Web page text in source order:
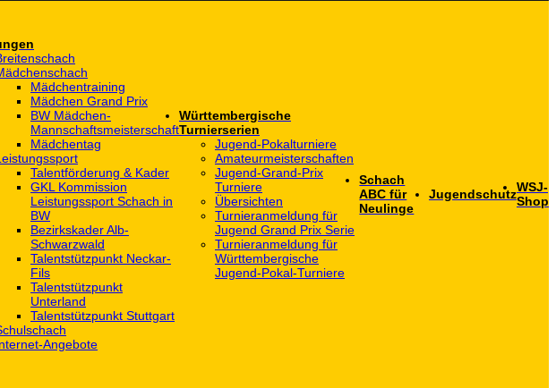
Mädchentraining
Mädchen Grand Prix
BW Mädchen-
Mannschaftsmeisterschaft
Mädchentag
Talentförderung & Kader
GKL Kommission
Leistungssport Schach in
BW
Bezirkskader Alb-
Schwarzwald
Talentstützpunkt Neckar-
Fils
Talentstützpunkt
Unterland
Talentstützpunkt Stuttgart
Angebote
Württembergische
Turnierserien
Jugend-Pokalturniere
Amateurmeisterschaften
Jugend-Grand-Prix
Turniere
Übersichten
Turnieranmeldung für
Jugend Grand Prix Serie
Turnieranmeldung für
Württembergische
Jugend-Pokal-Turniere
Schach
ABC für
Neulinge
JugendschutzWSJ-
Shop